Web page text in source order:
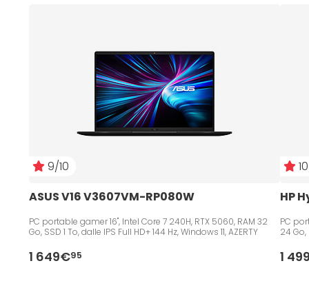
9/10
ASUS V16 V3607VM-RP080W
PC portable gamer 16", Intel Core 7 240H, RTX 5060, RAM 32
Go, SSD 1 To, dalle IPS Full HD+ 144 Hz, Windows 11, AZERTY
1 649€95
HP
PC
24 Go,
1